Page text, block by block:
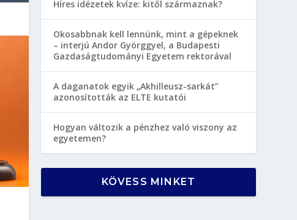
Híres idézetek kvíze: kitől származnak?
Okosabbnak kell lennünk, mint a gépeknek
– interjú Andor Györggyel, a Budapesti
Gazdaságtudományi Egyetem rektorával
A daganatok egyik „Akhilleusz-sarkát”
azonosították az ELTE kutatói
Hogyan változik a pénzhez való viszony az
egyetemen?
KÖVESS MINKET